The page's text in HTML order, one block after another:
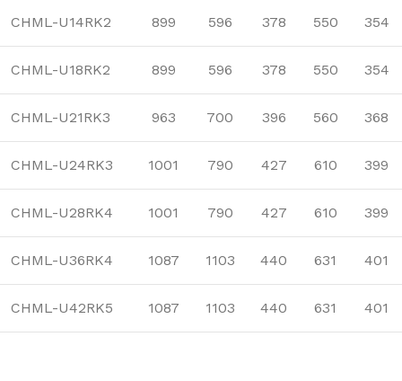
CHML-U14RK2 899 596 378 550 354
CHML-U18RK2 899 596 378 550 354
CHML-U21RK3 963 700 396 560 368
CHML-U24RK3 1001 790 427 610 399
CHML-U28RK4 1001 790 427 610 399
CHML-U36RK4 1087 1103 440 631 401
CHML-U42RK5 1087 1103 440 631 401